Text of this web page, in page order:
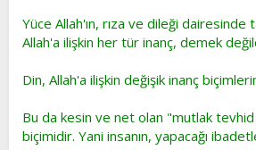
a
n
h
Yüce Allah'ın, rıza ve dileği dairesinde
Allah'a ilişkin her tür inanç, demek
Din, Allah'a ilişkin değişik inanç
Bu da kesin ve net olan "mutlak
biçimidir. Yani insanın, yapacağı ibadetle